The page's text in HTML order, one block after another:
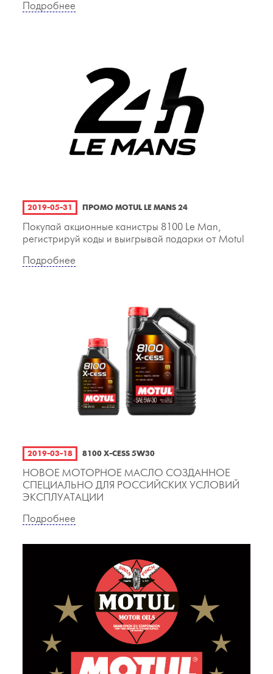
Подробнее
2019-05-31 ПРОМО MOTUL LE MANS 24
Покупай акционные канистры 8100 Le Man,
регистрируй коды и выигрывай подарки от Motul
Подробнее
2019-03-18 8100 X-CESS 5W30
НОВОЕ МОТОРНОЕ МАСЛО СОЗДАННОЕ
СПЕЦИАЛЬНО ДЛЯ РОССИЙСКИХ УСЛОВИЙ
ЭКСПЛУАТАЦИИ
Подробнее